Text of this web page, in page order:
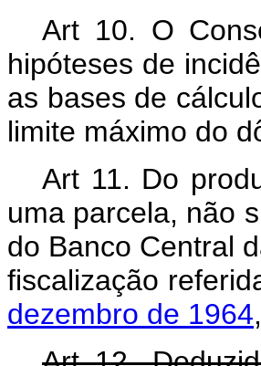
Art 10. O
hipóteses de
as bases de
limite máximo do
Art 11. Do
uma parcela, não
do Banco Central
fiscalização
dezembro de 1964